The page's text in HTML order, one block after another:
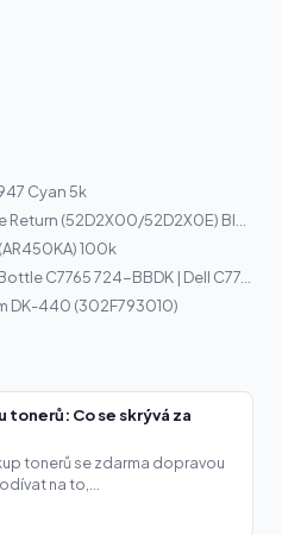
Cyan 5k
100k
DK-440 (302F793010)
tonerů: Co se skrývá za
tonerů se zdarma dopravou
na to,...